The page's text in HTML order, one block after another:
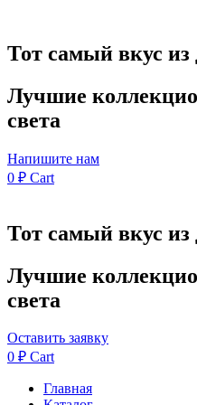
Тот самый вкус из
Лучшие
света
Напишите нам
0 ₽ Cart
Тот самый вкус из
Лучшие
света
Оставить заявку
0 ₽ Cart
Главная